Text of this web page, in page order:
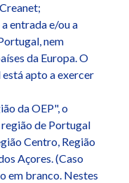
entrada e/ou a
nem
da Europa. O
apto a exercer
da OEP", o
de Portugal
Centro, Região
Açores. (Caso
em branco. Nestes